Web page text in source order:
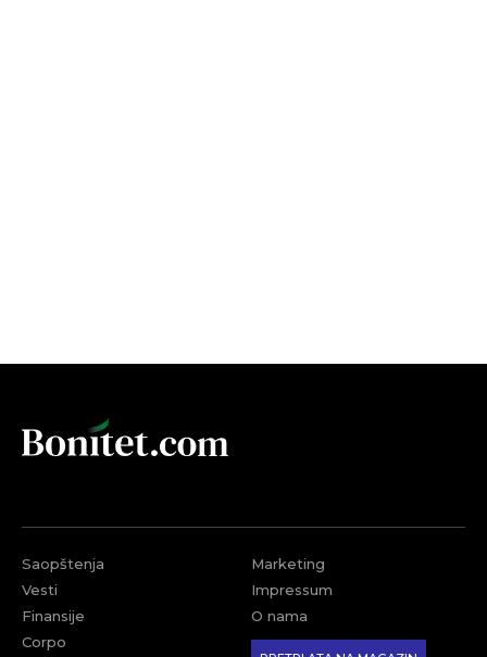
Saopštenja
Vesti
Finansije
Corpo
Marketing
Impressum
O nama